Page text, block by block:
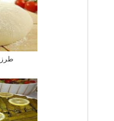
طرز